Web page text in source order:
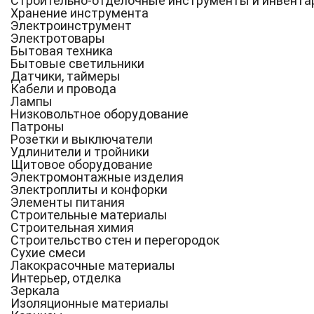
Хранение инструмента
Электроинструмент
Электротовары
Бытовая техника
Бытовые светильники
Датчики, таймеры
Кабели и провода
Лампы
Низковольтное оборудование
Патроны
Розетки и выключатели
Удлинители и тройники
Щитовое оборудование
Электромонтажные изделия
Электроплиты и конфорки
Элементы питания
Строительные материалы
Строительная химия
Строительство стен и перегородок
Сухие смеси
Лакокрасочные материалы
Интерьер, отделка
Зеркала
Изоляционные материалы